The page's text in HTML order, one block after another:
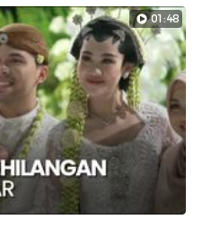
01:48